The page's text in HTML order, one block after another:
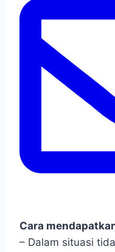
Cara
– Dalam situasi